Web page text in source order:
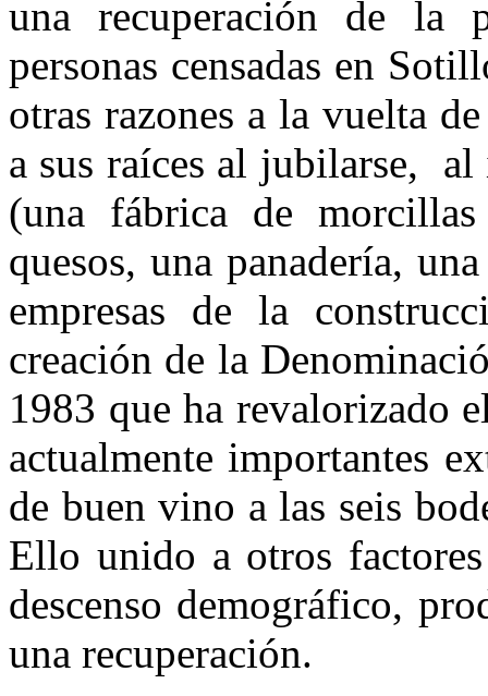
una recuperación de
personas censadas en
otras razones a la vuelta
a sus raíces al jubilarse,
(una fábrica de
quesos, una panadería,
empresas de la
creación de la
1983 que ha revalorizado
actualmente importantes
de buen vino a las seis
Ello unido a otros
descenso demográfico,
una recuperación.